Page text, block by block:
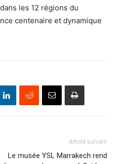
les 12 régions du
centenaire et dynamique
Article suivant
Le musée YSL Marrakech rend